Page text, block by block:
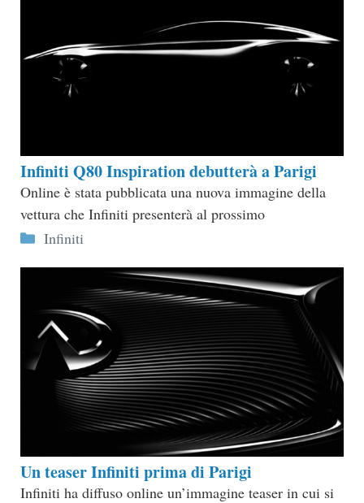
Infiniti Q80 Inspiration debutterà a Parigi
Online è stata pubblicata una nuova immagine della
vettura che Infiniti presenterà al prossimo
Categorie
Infiniti
Un teaser Infiniti prima di Parigi
Infiniti ha diffuso online un’immagine teaser in cui si